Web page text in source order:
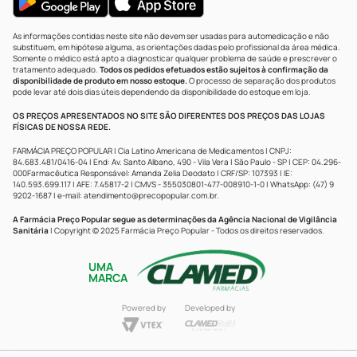
As informações contidas neste site não devem ser usadas para automedicação e não
substituem, em hipótese alguma, as orientações dadas pelo profissional da área médica.
Somente o médico está apto a diagnosticar qualquer problema de saúde e prescrever o
tratamento adequado. Todos os pedidos efetuados estão sujeitos à confirmação da
disponibilidade de produto em nosso estoque.O processo de separação dos produtos
pode levar até dois dias úteis dependendo da disponibilidade do estoque em loja.
OS PREÇOS APRESENTADOS NO SITE SÃO DIFERENTES DOS PREÇOS DAS LOJAS
FÍSICAS DE NOSSA REDE.
FARMÁCIA PREÇO POPULAR | Cia Latino Americana de Medicamentos | CNPJ:
84.683.481/0416-04 | End: Av. Santo Albano, 490 - Vila Vera | São Paulo - SP | CEP: 04.296-
000Farmacêutica Responsável: Amanda Zelia Deodato | CRF/SP: 107393 | IE:
140.593.699.117 | AFE: 7.45817-2 | CMVS - 355030801-477-008910-1-0 | WhatsApp: (47) 9
9202-1687 | e-mail: atendimento@precopopular.com.br.
A Farmácia Preço Popular segue as determinações da Agência Nacional de Vigilância
Sanitária | Copyright © 2025 Farmácia Preço Popular - Todos os direitos reservados.
UMA
MARCA
Powered by Developed by